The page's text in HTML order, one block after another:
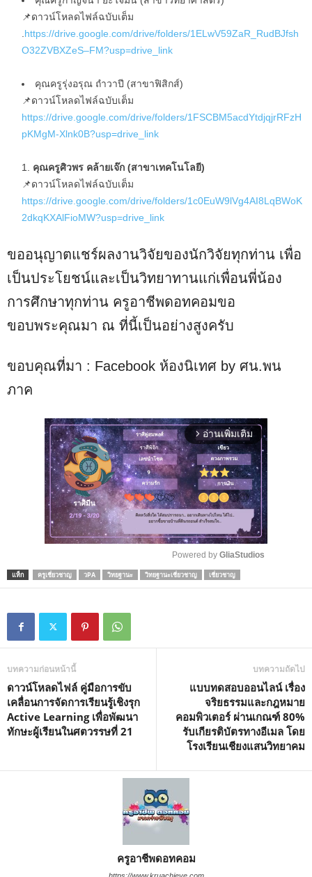
📌ดาวน์โหลดไฟล์ฉบับเต็ม
.https://drive.google.com/drive/folders/1ELwV59ZaR_RudBJfsh
O32ZVBXZeS–FM?usp=drive_link
คุณครูรุ่งอรุณ ถำวาปี (สาขาฟิสิกส์)
📌ดาวน์โหลดไฟล์ฉบับเต็ม
https://drive.google.com/drive/folders/1FSCBM5acdYtdjqjrRFzH
pKMgM-Xlnk0B?usp=drive_link
คุณครูศิวพร คล้ายเจ๊ก (สาขาเทคโนโลยี)
📌ดาวน์โหลดไฟล์ฉบับเต็ม
https://drive.google.com/drive/folders/1c0EuW9lVg4AI8LqBWoK
2dkqKXAlFioMW?usp=drive_link
ขออนุญาตแชร์ผลงานวิจัยของนักวิจัยทุกท่าน เพื่อ
เป็นประโยชน์และเป็นวิทยาทานแก่เพื่อนพี่น้อง
การศึกษาทุกท่าน ครูอาชีพดอทคอมขอ
ขอบพระคุณมา ณ ที่นี้เป็นอย่างสูงครับ
ขอบคุณที่มา : Facebook ห้องนิเทศ by ศน.พน
ภาค
arrow_forward_ios อ่านเพิ่มเติม
M
Powered by GliaStudios
แท็ก ครูเชี่ยวชาญ วPA วิทยฐานะ วิทยฐานะเชี่ยวชาญ เชี่ยวชาญ
บทความก่อนหน้านี้
ดาวน์โหลดไฟล์ คู่มือการขับ
เคลื่อนการจัดการเรียนรู้เชิงรุก
Active Learning เพื่อพัฒนา
ทักษะผู้เรียนในศตวรรษที่ 21
บทความถัดไป
แบบทดสอบออนไลน์ เรื่อง
จริยธรรมและกฎหมาย
คอมพิวเตอร์ ผ่านเกณฑ์ 80%
รับเกียรติบัตรทางอีเมล โดย
โรงเรียนเชียงแสนวิทยาคม
ครูอาชีพดอทคอม